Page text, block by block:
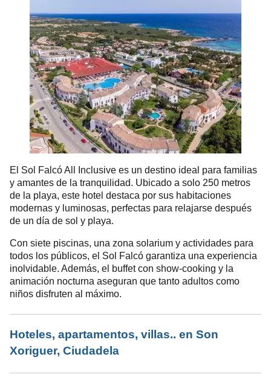
El Sol Falcó All Inclusive es un destino ideal para familias
y amantes de la tranquilidad. Ubicado a solo 250 metros
de la playa, este hotel destaca por sus habitaciones
modernas y luminosas, perfectas para relajarse después
de un día de sol y playa.
Con siete piscinas, una zona solarium y actividades para
todos los públicos, el Sol Falcó garantiza una experiencia
inolvidable. Además, el buffet con show-cooking y la
animación nocturna aseguran que tanto adultos como
niños disfruten al máximo.
Hoteles, apartamentos, villas.. en Son
Xoriguer, Ciudadela